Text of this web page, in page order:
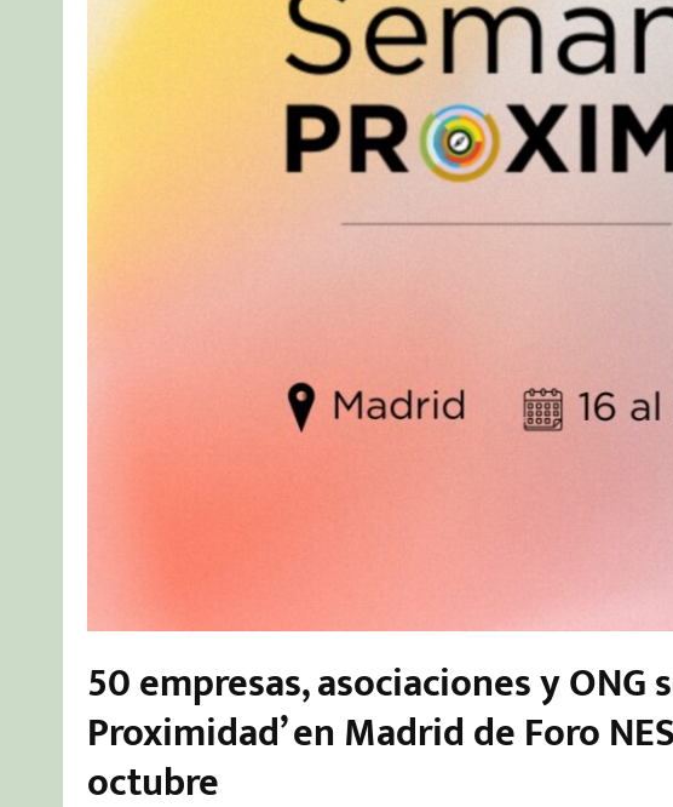
50 empresas, asociaciones y ONG
Proximidad’ en Madrid de Foro
octubre